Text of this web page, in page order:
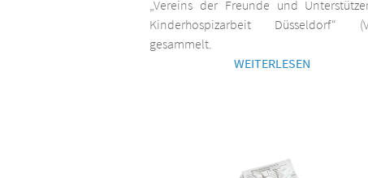
„Vereins der Freunde und
Kinderhospizarbeit Düsseldorf“
gesammelt.
WEITERLESEN